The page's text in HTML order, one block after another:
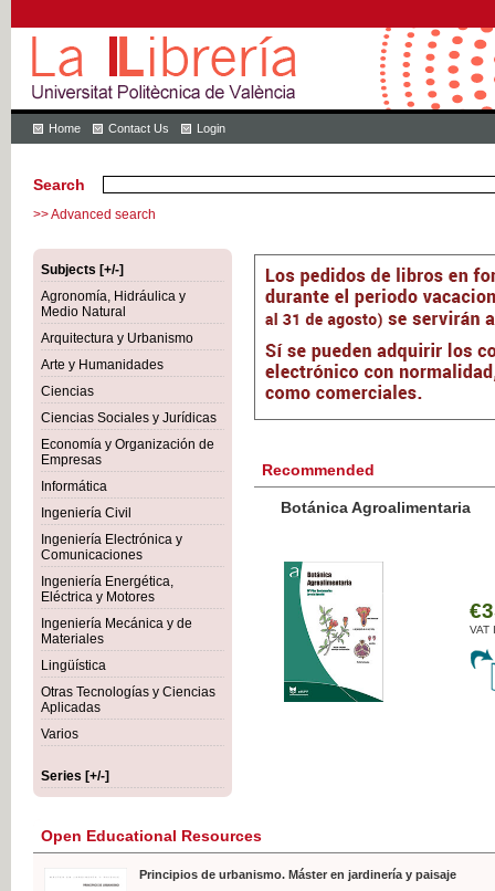
Home Contact Us Login
Search
>> Advanced search
Subjects [+/-]
Agronomía, Hidráulica y
Medio Natural
Arquitectura y Urbanismo
Arte y Humanidades
Ciencias
Ciencias Sociales y Jurídicas
Economía y Organización de
Empresas
Informática
Ingeniería Civil
Ingeniería Electrónica y
Comunicaciones
Ingeniería Energética,
Eléctrica y Motores
Ingeniería Mecánica y de
Materiales
Lingüística
Otras Tecnologías y Ciencias
Aplicadas
Varios
Series [+/-]
Recommended
Botánica Agroalimentaria
VAT
Open Educational Resources
Principios de urbanismo. Máster en jardinería y paisaje